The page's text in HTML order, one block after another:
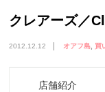
クレアーズ／
2012.12.12 オアフ島 買
店舗紹介